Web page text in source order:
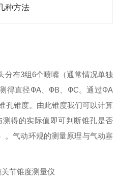
种方法
分布3组6个喷嘴（通常情况单独
得直径ФA、ФB、ФC。通过ФA
孔锥度。 由此锥度我们可以计算
得的实际值即可判断锥孔是否
。气动环规的测量原理与气动塞